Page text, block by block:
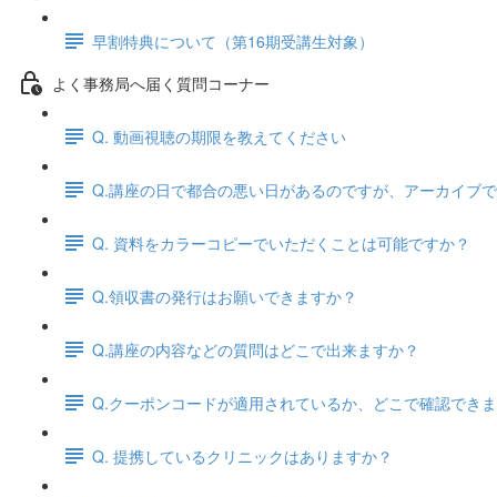
早割特典について（第16期受講生対象）
よく事務局へ届く質問コーナー
Q. 動画視聴の期限を教えてください
Q.講座の日で都合の悪い日があるのですが、アーカイブ
Q. 資料をカラーコピーでいただくことは可能ですか？
Q.領収書の発行はお願いできますか？
Q.講座の内容などの質問はどこで出来ますか？
Q.クーポンコードが適用されているか、どこで確認でき
Q. 提携しているクリニックはありますか？